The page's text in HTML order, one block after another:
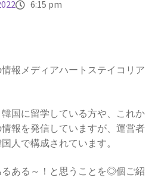
6:15 pm
報メディアハートステイコリア
国に留学している方や、これか
報を発信していますが、運営者
人で構成されています。
ある～！と思うことを◎個ご紹